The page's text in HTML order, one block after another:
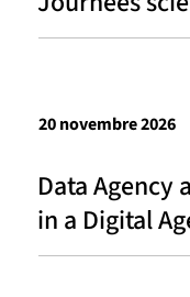
Data Agency
in a Digital
20 novembre 2026